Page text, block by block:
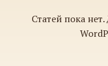
Статей пока